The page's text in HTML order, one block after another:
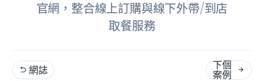
官網，整合線上訂購與線下外帶/到店
取餐服務
 網誌
下個
案例
